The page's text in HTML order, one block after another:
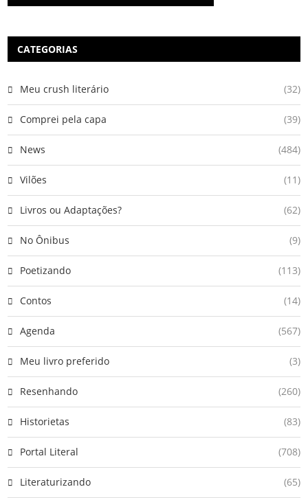
CATEGORIAS
Meu crush literário (32)
Comprei pela capa (39)
News (484)
Vilões (11)
Livros ou Adaptações? (62)
No Ônibus (9)
Poetizando (113)
Contos (14)
Agenda (567)
Meu livro preferido (3)
Resenhando (260)
Historietas (83)
Portal Literal (708)
Literaturizando (65)